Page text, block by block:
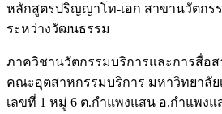
หลักสูตรปริญญาโท-เอก สาขานวัตกร
ระหว่างวัฒนธรรม
ภาควิชานวัตกรรมบริการและการสื่อ
คณะอุตสาหกรรมบริการ มหาวิทยาลัย
เลขที่ 1 หมู่ 6 ต.กำแพงแสน อ.กำแพงแ